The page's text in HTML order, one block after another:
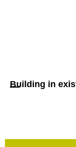
Building in